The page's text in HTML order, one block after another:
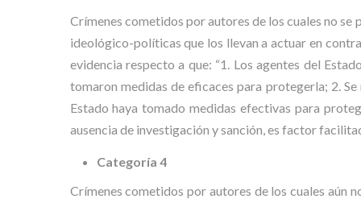
Crímenes cometidos por autores de los cuales no
ideológico-políticas que los llevan a actuar en
evidencia respecto a que: “1. Los agentes del
tomaron medidas de eficaces para protegerla; 2.
Estado haya tomado medidas efectivas para
ausencia de investigación y sanción, es factor
Categoría 4
Crímenes cometidos por autores de los cuales aún